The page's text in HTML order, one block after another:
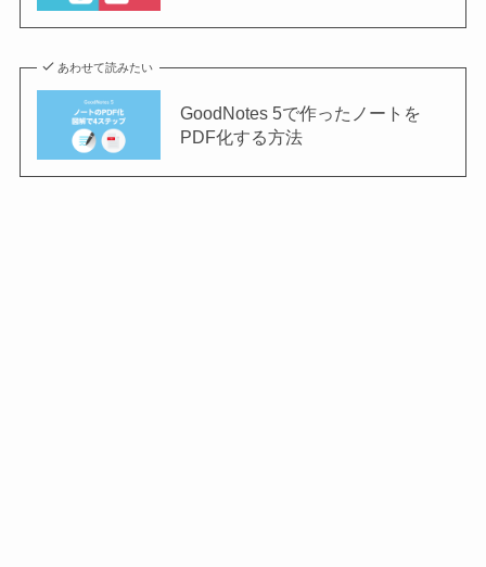
あわせて読みたい
GoodNotes 5で作ったノートを
PDF化する方法